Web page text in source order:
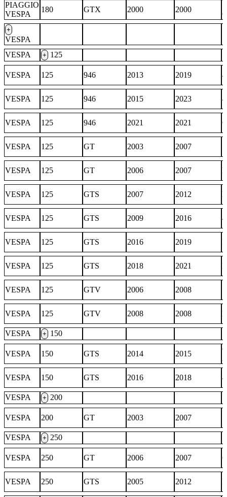
PIAGGIO
VESPA
180 GTX 2000 2000
+
VESPA
VESPA
+ 125
VESPA 125 946 2013 2019
VESPA 125 946 2015 2023
VESPA 125 946 2021 2021
VESPA 125 GT 2003 2007
VESPA 125 GT 2006 2007
VESPA 125 GTS 2007 2012
VESPA 125 GTS 2009 2016
VESPA 125 GTS 2016 2019
VESPA 125 GTS 2018 2021
VESPA 125 GTV 2006 2008
VESPA 125 GTV 2008 2008
VESPA + 150
VESPA 150 GTS 2014 2015
VESPA 150 GTS 2016 2018
VESPA + 200
VESPA 200 GT 2003 2007
VESPA + 250
VESPA 250 GT 2006 2007
VESPA 250 GTS 2005 2012